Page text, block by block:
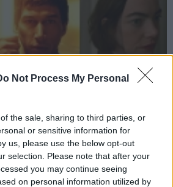
Not Process My Personal
the sale, sharing to third parties, or
or sensitive information for
us, please use the below opt-out
selection. Please note that after your
you may continue seeing
on personal information utilized by
szeptemberben
16:00
McAvoy gonoszkodik, Yorgos
Francis Ford Coppola kísérletezik,
filmben tűnik fel. Íme a